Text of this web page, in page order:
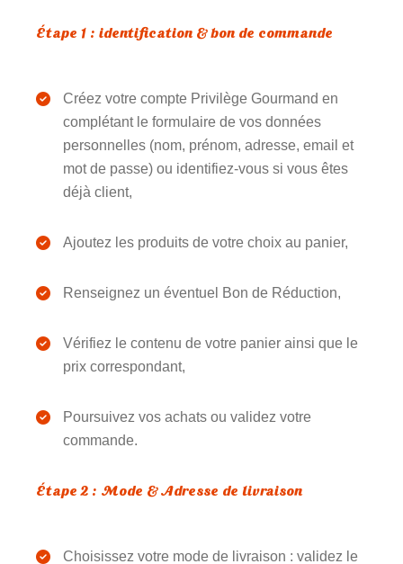
Étape 1 : identification & bon de commande
Créez votre compte Privilège Gourmand en
complétant le formulaire de vos données
personnelles (nom, prénom, adresse, email et
mot de passe) ou identifiez-vous si vous êtes
déjà client,
Ajoutez les produits de votre choix au panier,
Renseignez un éventuel Bon de Réduction,
Vérifiez le contenu de votre panier ainsi que le
prix correspondant,
Poursuivez vos achats ou validez votre
commande.
Étape 2 : Mode & Adresse de livraison
Choisissez votre mode de livraison : validez le